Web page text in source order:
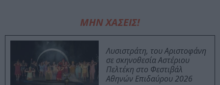
ΜΗΝ ΧΑΣΕΙΣ!
Λυσιστράτη, του Αριστοφάνη
σε σκηνοθεσία Αστέριου
Πελτέκη στο Φεστιβάλ
Αθηνών Επιδαύρου 2026